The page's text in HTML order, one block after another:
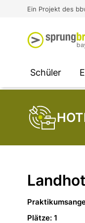
Ein Projekt des
Schüler
SOCIAL
SOCIAL
SOCIAL
Unternehmen
Plätze: 1